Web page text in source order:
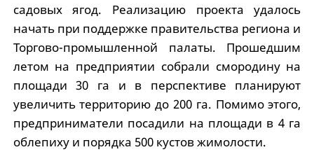
садовых ягод. Реализацию проекта удалось
начать при поддержке правительства региона и
Торгово-промышленной палаты. Прошедшим
летом на предприятии собрали смородину на
площади 30 га и в перспективе планируют
увеличить территорию до 200 га. Помимо этого,
предприниматели посадили на площади в 4 га
облепиху и порядка 500 кустов жимолости.